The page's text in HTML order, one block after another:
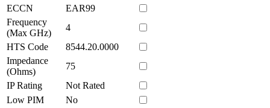
ECCN
EAR99
Frequency
(Max GHz)
4
HTS Code
8544.20.0000
Impedance
(Ohms)
75
IP Rating
Not Rated
Low PIM
No